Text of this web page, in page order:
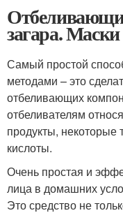
загара. Маски
Самый простой
методами – это
отбеливающих
отбеливателям
продукты,
кислоты.
Очень простая и
лица в домашних
Это средство не